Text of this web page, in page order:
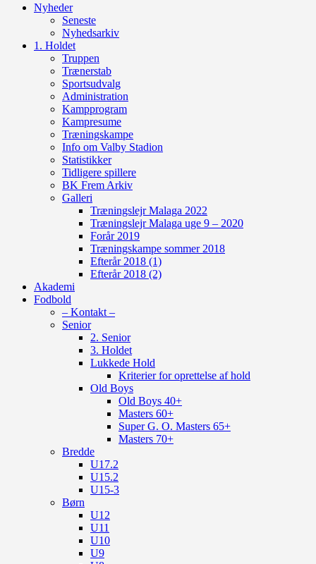
Nyheder
Seneste
Nyhedsarkiv
1. Holdet
Truppen
Trænerstab
Sportsudvalg
Administration
Kampprogram
Kampresume
Træningskampe
Info om Valby Stadion
Statistikker
Tidligere spillere
BK Frem Arkiv
Galleri
Træningslejr Malaga 2022
Træningslejr Malaga uge 9 – 2020
Forår 2019
Træningskampe sommer 2018
Efterår 2018 (1)
Efterår 2018 (2)
Akademi
Fodbold
– Kontakt –
Senior
2. Senior
3. Holdet
Lukkede Hold
Kriterier for oprettelse af hold
Old Boys
Old Boys 40+
Masters 60+
Super G. O. Masters 65+
Masters 70+
Bredde
U17.2
U15.2
U15-3
Børn
U12
U11
U10
U9